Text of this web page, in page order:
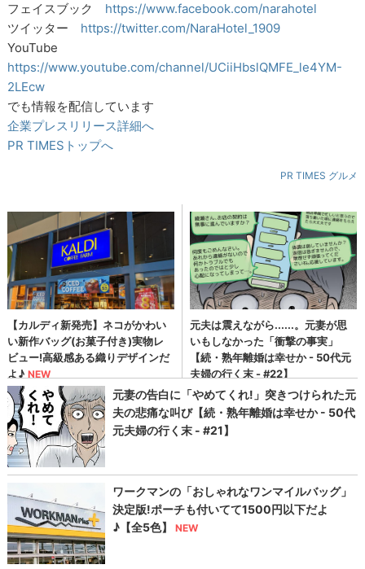
フェイスブック https://www.facebook.com/narahotel
ツイッター https://twitter.com/NaraHotel_1909
YouTube
https://www.youtube.com/channel/UCiiHbslQMFE_le4YM-
2LEcw
でも情報を配信しています
企業プレスリリース詳細へ
PR TIMESトップへ
PR TIMES グルメ